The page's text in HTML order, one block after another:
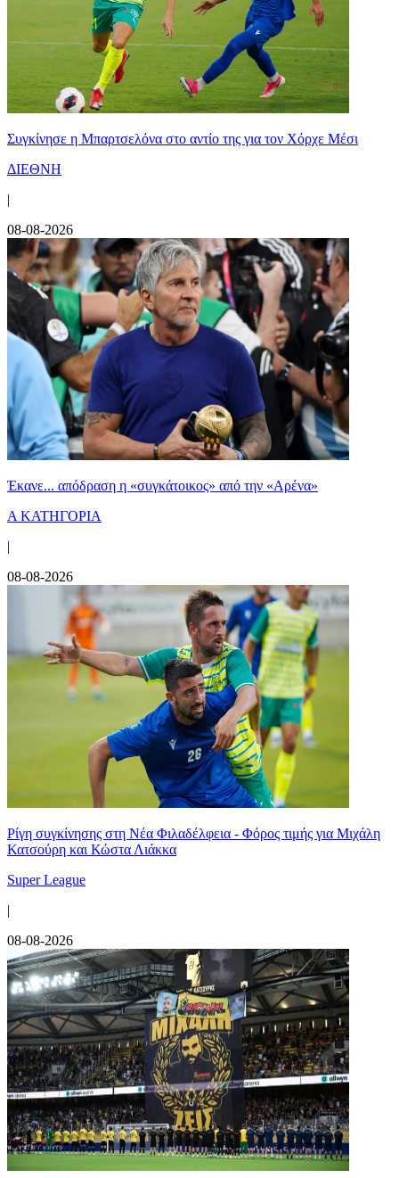
Συγκίνησε η Μπαρτσελόνα στο αντίο της για τον Χόρχε Μέσι
ΔΙΕΘΝΗ
|
08-08-2026
Έκανε... απόδραση η «συγκάτοικος» από την «Αρένα»
Α ΚΑΤΗΓΟΡΙΑ
|
08-08-2026
Ρίγη συγκίνησης στη Νέα Φιλαδέλφεια - Φόρος τιμής για Μιχάλη
Κατσούρη και Κώστα Λιάκκα
Super League
|
08-08-2026